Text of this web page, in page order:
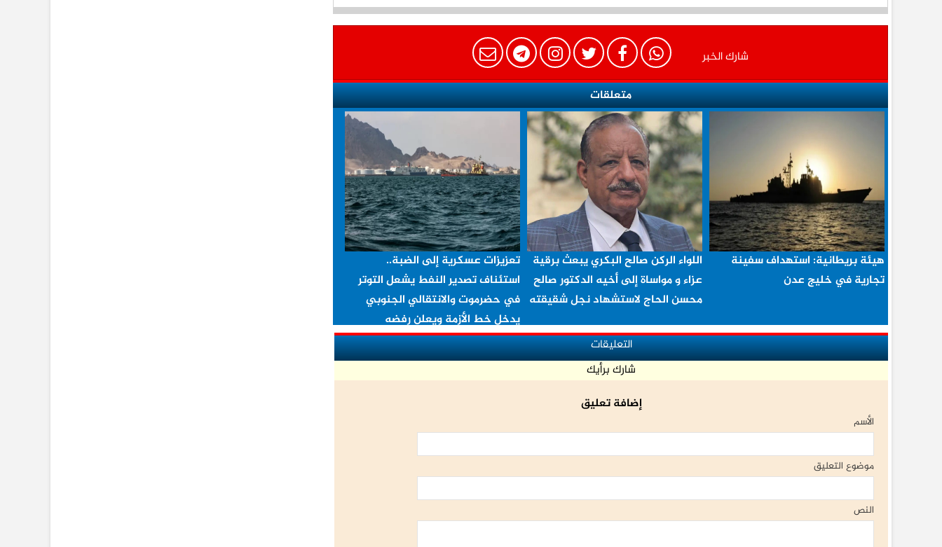
شارك الخبر
متعلقات
هيئة بريطانية: استهداف سفينة
تجارية في خليج عدن
اللواء الركن صالح البكري يبعث برقية
عزاء و مواساة إلى أخيه الدكتور صالح
محسن الحاج لاستشهاد نجل شقيقته
تعزيزات عسكرية إلى الضبة..
استئناف تصدير النفط يشعل التوتر
في حضرموت والانتقالي الجنوبي
يدخل خط الأزمة ويعلن رفضه
التعليقات
شارك برأيك
إضافة تعليق
الأسم
موضوع التعليق
النص